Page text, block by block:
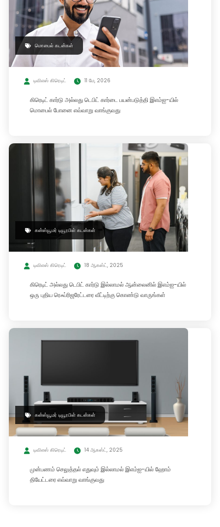
மொபைல் கடன்கள்
டிவிஎஸ் கிரெடிட் 11 மே, 2026
கிரெடிட் கார்டு அல்லது டெபிட் கார்டை பயன்படுத்தி இஎம்ஐ-யில்
மொபைல் போனை எவ்வாறு வாங்குவது
கன்ஸ்யூமர் டியூரபிள் கடன்கள்
டிவிஎஸ் கிரெடிட் 18 ஆகஸ்ட், 2025
கிரெடிட் அல்லது டெபிட் கார்டு இல்லாமல் ஆன்லைனில் இஎம்ஐ-யில்
ஒரு புதிய ரெஃப்ரிஜரேட்டரை வீட்டிற்கு கொண்டு வாருங்கள்
கன்ஸ்யூமர் டியூரபிள் கடன்கள்
டிவிஎஸ் கிரெடிட் 14 ஆகஸ்ட், 2025
முன்பணம் செலுத்தல் எதுவும் இல்லாமல் இஎம்ஐ-யில் ஹோம்
தியேட்டரை எவ்வாறு வாங்குவது